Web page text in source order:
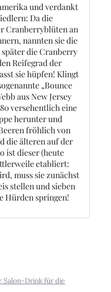
und verdankt
Da die
Cranberryblüten an
nannten sie die
die Cranberry
Reifegrad der
sie hüpfen! Klingt
„Bounce
aus New Jersey
versehentlich eine
herunter und
fröhlich von
die älteren auf der
ist dieser (heute
etabliert:
muss sie zunächst
stellen und sieben
Hürden springen!
Salon-Drink für die